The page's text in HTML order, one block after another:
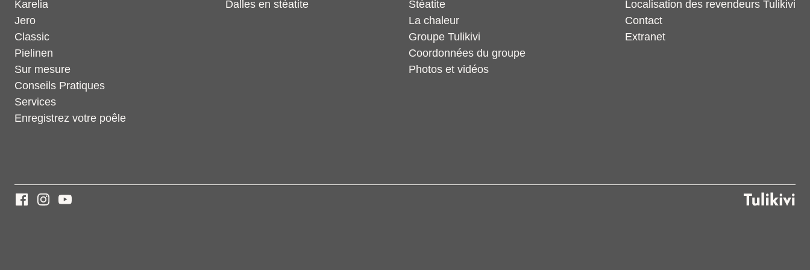
Karelia
Jero
Classic
Pielinen
Sur mesure
Conseils Pratiques
Services
Enregistrez votre poêle
Dalles en stéatite
Stéatite
La chaleur
Groupe Tulikivi
Coordonnées du groupe
Photos et vidéos
Localisation des revendeurs Tulikivi
Contact
Extranet